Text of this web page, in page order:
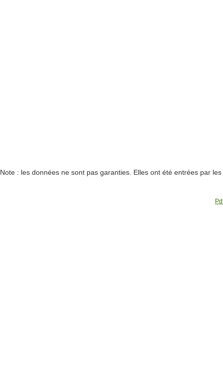
Note : les données ne sont pas garanties. Elles ont été entrées par